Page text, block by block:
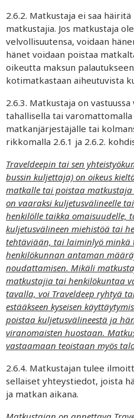
2.6.2. Matkustaja ei saa
matkustajia. Jos matkustaja
velvollisuutensa, voidaan
hänet voidaan poistaa
oikeutta maksun
kotimatkastaan aiheutuvista
2.6.3. Matkustaja on
tahallisella tai
matkanjärjestäjälle tai
rikkomalla 2.6.1 ja 2.6.2.
Traveldeepin tai sen
bussin kuljettaja) on oikeus
matkalle tai poistaa
on vaaraksi kuljetusvälineelle
henkilölle taikka omaisuudelle,
kuljetusvälineen miehistöä tai
tehtäviään, tai laiminlyö minkä
henkilökunnan antaman
noudattamisen. Mikäli
matkustajia tai henkilökuntaa
tavalla, voi Traveldeep ryhtyä
estääkseen kyseisen
poistaa kuljetusvälineestä ja
viranomaisten huostaan.
vastaamaan teoistaan myös
2.6.4. Matkustajan tulee
sellaiset yhteystiedot, joista
ja matkan aikana.